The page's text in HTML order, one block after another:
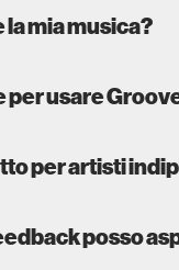
mia musica?
per usare
per artisti
posso